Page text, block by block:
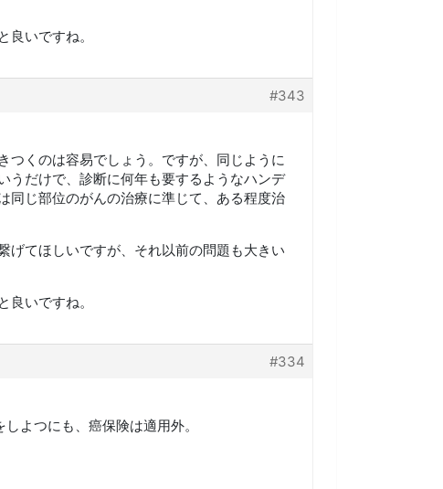
いですね。
#343
つくのは容易でしょう。ですが、同じように
うだけで、診断に何年も要するようなハンデ
同じ部位のがんの治療に準じて、ある程度治
げてほしいですが、それ以前の問題も大きい
いですね。
#334
よつにも、癌保険は適用外。